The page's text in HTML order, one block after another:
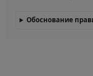
Обоснование